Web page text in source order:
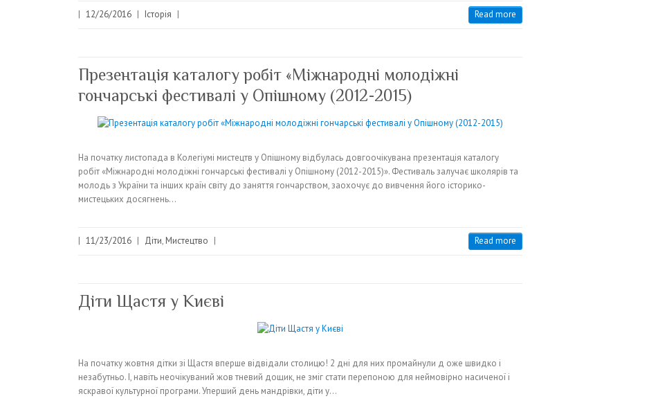
| 12/26/2016 | Історія | Read more
Презентація каталогу робіт «Міжнародні молодіжні
гончарські фестивалі у Опішному (2012-2015)
На початку листопада в Колегіумі мистецтв у Опішному відбулась довгоочікувана презентація каталогу
робіт «Міжнародні молодіжні гончарські фестивалі у Опішному (2012-2015)». Фестиваль залучає школярів та
молодь з України та інших країн світу до заняття гончарством, заохочує до вивчення його історико-
мистецьких досягнень…
| 11/23/2016 | Діти, Мистецтво | Read more
Діти Щастя у Києві
На початку жовтня дітки зі Щастя вперше відвідали столицю! 2 дні для них промайнули д оже швидко і
незабутньо. І, навіть неочікуваний жов тневий дощик, не зміг стати перепоною для неймовірно насиченої і
яскравої культурної програми. Уперший день мандрівки, діти у…